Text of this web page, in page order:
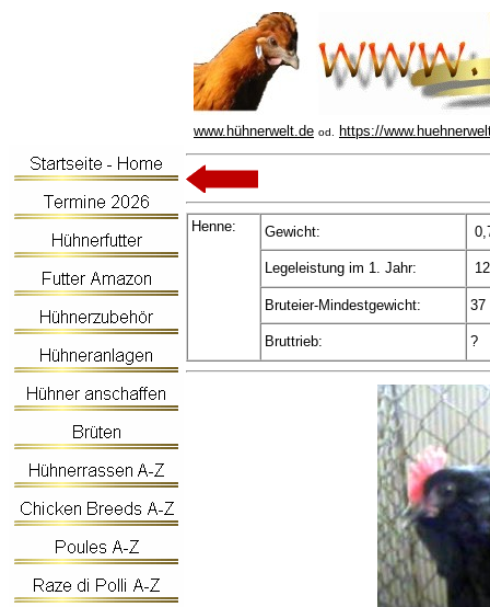
www.hühnerwelt.de od. https://
Henne: Gewicht:
Legeleistung im 1. Jahr:
Bruteier-Mindestgewicht: 37
Bruttrieb: ?